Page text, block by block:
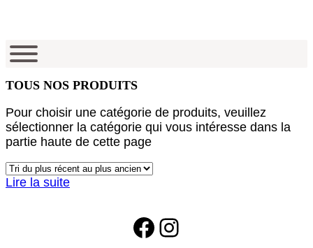
TOUS NOS PRODUITS
Pour choisir une catégorie de produits, veuillez
sélectionner la catégorie qui vous intéresse dans la
partie haute de cette page
Lire la suite
Facebook
Instagram